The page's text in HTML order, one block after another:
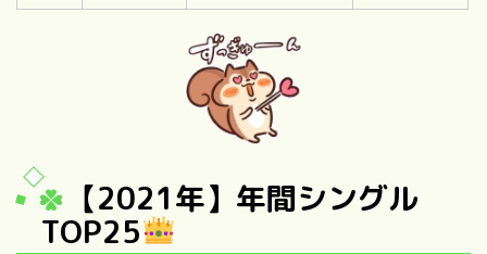
【2021年】年間シングル
TOP25